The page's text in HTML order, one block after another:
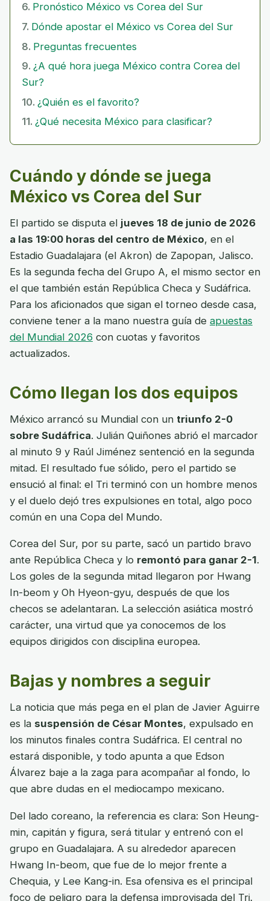
Pronóstico México vs Corea del Sur
Dónde apostar el México vs Corea del Sur
Preguntas frecuentes
¿A qué hora juega México contra Corea del
Sur?
¿Quién es el favorito?
¿Qué necesita México para clasificar?
Cuándo y dónde se juega
México vs Corea del Sur
El partido se disputa el jueves 18 de junio de 2026
a las 19:00 horas del centro de México, en el
Estadio Guadalajara (el Akron) de Zapopan, Jalisco.
Es la segunda fecha del Grupo A, el mismo sector en
el que también están República Checa y Sudáfrica.
Para los aficionados que sigan el torneo desde casa,
conviene tener a la mano nuestra guía de apuestas
del Mundial 2026 con cuotas y favoritos
actualizados.
Cómo llegan los dos equipos
México arrancó su Mundial con un triunfo 2-0
sobre Sudáfrica. Julián Quiñones abrió el marcador
al minuto 9 y Raúl Jiménez sentenció en la segunda
mitad. El resultado fue sólido, pero el partido se
ensució al final: el Tri terminó con un hombre menos
y el duelo dejó tres expulsiones en total, algo poco
común en una Copa del Mundo.
Corea del Sur, por su parte, sacó un partido bravo
ante República Checa y lo remontó para ganar 2-1.
Los goles de la segunda mitad llegaron por Hwang
In-beom y Oh Hyeon-gyu, después de que los
checos se adelantaran. La selección asiática mostró
carácter, una virtud que ya conocemos de los
equipos dirigidos con disciplina europea.
Bajas y nombres a seguir
La noticia que más pega en el plan de Javier Aguirre
es la suspensión de César Montes, expulsado en
los minutos finales contra Sudáfrica. El central no
estará disponible, y todo apunta a que Edson
Álvarez baje a la zaga para acompañar al fondo, lo
que abre dudas en el mediocampo mexicano.
Del lado coreano, la referencia es clara: Son Heung-
min, capitán y figura, será titular y entrenó con el
grupo en Guadalajara. A su alrededor aparecen
Hwang In-beom, que fue de lo mejor frente a
Chequia, y Lee Kang-in. Esa ofensiva es el principal
foco de peligro para la defensa improvisada del Tri.